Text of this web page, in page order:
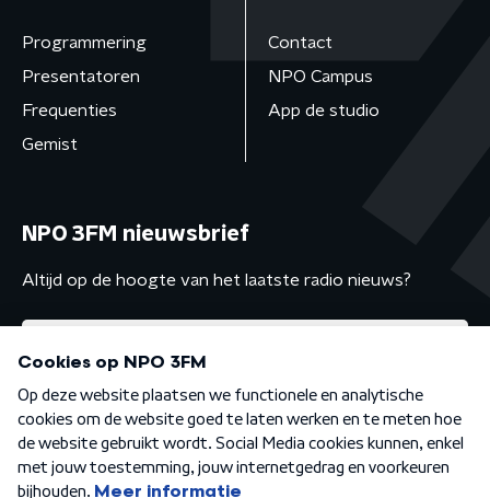
Programmering
Presentatoren
Frequenties
Gemist
Contact
NPO Campus
App de studio
NPO 3FM nieuwsbrief
Altijd op de hoogte van het laatste radio nieuws?
Algemene voorwaarden Privacybeleid